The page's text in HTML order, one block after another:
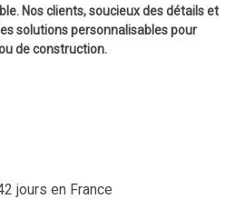
Nos clients, soucieux des détails et
solutions personnalisables pour
de construction.
jours en France